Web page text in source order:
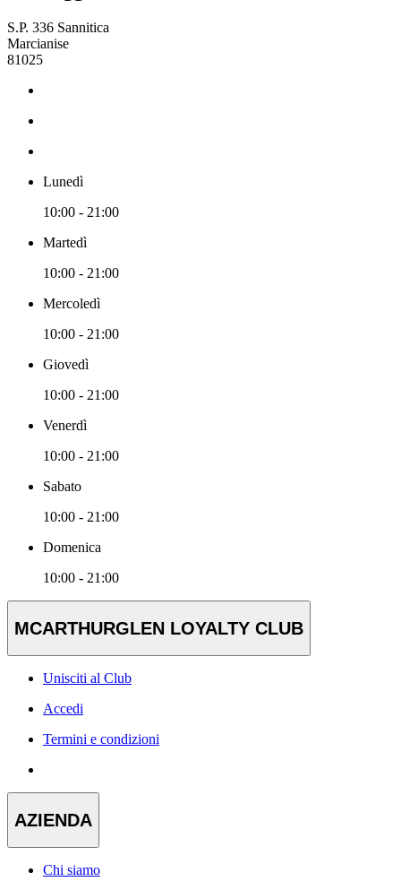
S.P. 336 Sannitica
Marcianise
81025
Lunedì
10:00 - 21:00
Martedì
10:00 - 21:00
Mercoledì
10:00 - 21:00
Giovedì
10:00 - 21:00
Venerdì
10:00 - 21:00
Sabato
10:00 - 21:00
Domenica
10:00 - 21:00
MCARTHURGLEN LOYALTY CLUB
Unisciti al Club
Accedi
Termini e condizioni
AZIENDA
Chi siamo